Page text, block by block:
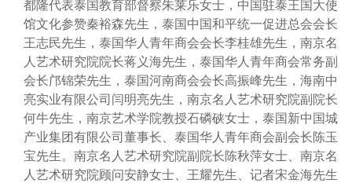
都隆代表泰国教育部督察朱莱乐女士，中国驻泰王国大使
馆文化参赞秦裕森先生，泰国中国和平统一促进总会会长
王志民先生，泰国华人青年商会会长李桂雄先生，南京名
人艺术研究院院长蒋义海先生，泰国华人青年商会常务副
会长邝锦荣先生，泰国河南商会会长高振峰先生，海南中
亮实业有限公司闫明亮先生，南京名人艺术研究院副院长
何牛先生，南京艺术学院教授石磷硖女士，泰国新中国城
产业集团有限公司董事长、泰国华人青年商会副会长陈玉
宝先生。南京名人艺术研究院副院长陈秋萍女士、南京名
人艺术研究院顾问安静女士、王耀先生、记者宋金海先生